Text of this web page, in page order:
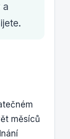
a
měsíců